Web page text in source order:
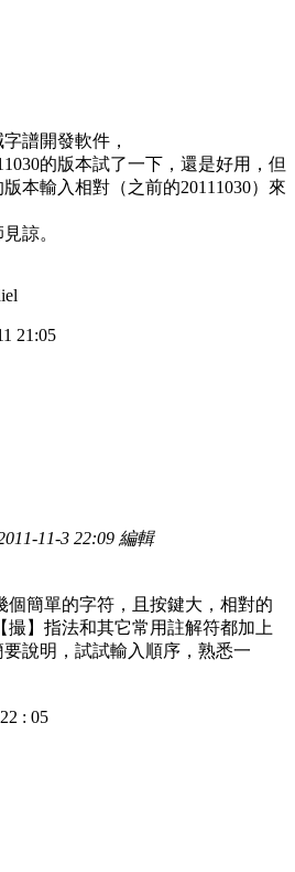
譜開發軟件，
的版本試了一下，還是好用，但
本輸入相對（之前的20111030）來
諒。
11-3 22:09 編輯
個簡單的字符，且按鍵大，相對的
撮】指法和其它常用註解符都加上
說明，試試輸入順序，熟悉一
: 05